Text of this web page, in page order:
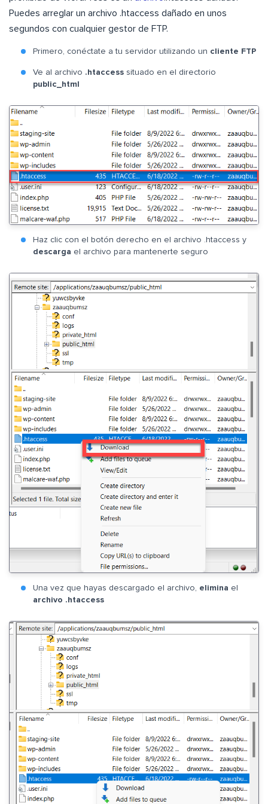
Puedes arreglar un archivo .htaccess dañado en unos
segundos con cualquier gestor de FTP.
Primero, conéctate a tu servidor utilizando un cliente FTP
Ve al archivo .htaccess situado en el directorio
public_html
Haz clic con el botón derecho en el archivo .htaccess y
descarga el archivo para mantenerte seguro
Una vez que hayas descargado el archivo, elimina el
archivo .htaccess